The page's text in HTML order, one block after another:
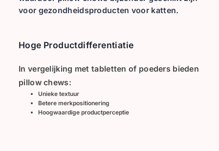
voor gezondheidsproducten voor katten.
Hoge Productdifferentiatie
In vergelijking met tabletten of poeders bieden
pillow chews:
Unieke textuur
Betere merkpositionering
Hoogwaardige productperceptie